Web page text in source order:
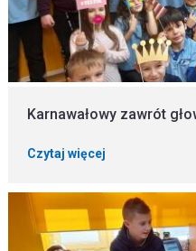
Karnawałowy zawrót
Czytaj więcej